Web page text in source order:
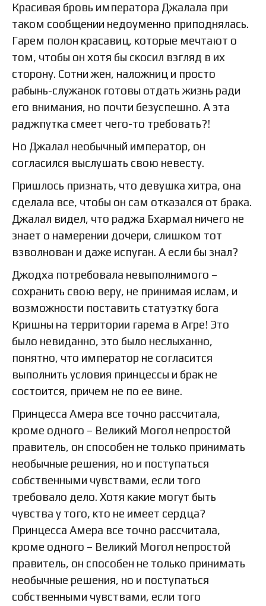
Красивая бровь императора Джалала при
таком сообщении недоуменно приподнялась.
Гарем полон красавиц, которые мечтают о
том, чтобы он хотя бы скосил взгляд в их
сторону. Сотни жен, наложниц и просто
рабынь-служанок готовы отдать жизнь ради
его внимания, но почти безуспешно. А эта
раджпутка смеет чего-то требовать?!
Но Джалал необычный император, он
согласился выслушать свою невесту.
Пришлось признать, что девушка хитра, она
сделала все, чтобы он сам отказался от брака.
Джалал видел, что раджа Бхармал ничего не
знает о намерении дочери, слишком тот
взволнован и даже испуган. А если бы знал?
Джодха потребовала невыполнимого –
сохранить свою веру, не принимая ислам, и
возможности поставить статуэтку бога
Кришны на территории гарема в Агре! Это
было невиданно, это было неслыханно,
понятно, что император не согласится
выполнить условия принцессы и брак не
состоится, причем не по ее вине.
Принцесса Амера все точно рассчитала,
кроме одного – Великий Могол непростой
правитель, он способен не только принимать
необычные решения, но и поступаться
собственными чувствами, если того
требовало дело. Хотя какие могут быть
чувства у того, кто не имеет сердца?
Принцесса Амера все точно рассчитала,
кроме одного – Великий Могол непростой
правитель, он способен не только принимать
необычные решения, но и поступаться
собственными чувствами, если того